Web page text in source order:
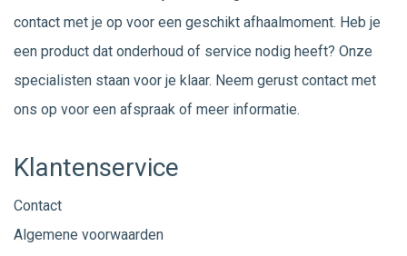
contact met je op voor een geschikt afhaalmoment. Heb je
een product dat onderhoud of service nodig heeft? Onze
specialisten staan voor je klaar. Neem gerust contact met
ons op voor een afspraak of meer informatie.
Klantenservice
Contact
Algemene voorwaarden